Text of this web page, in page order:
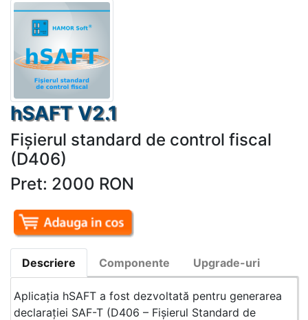
hSAFT V2.1
Fișierul standard de control fiscal
(D406)
Pret: 2000 RON
Descriere Componente Upgrade-uri
Aplicația hSAFT a fost dezvoltată pentru generarea
declarației SAF-T (D406 – Fișierul Standard de